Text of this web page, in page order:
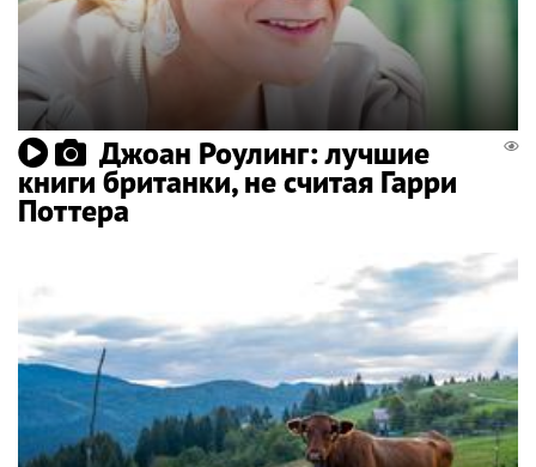
Джоан Роулинг: лучшие
книги британки, не считая Гарри
Поттера